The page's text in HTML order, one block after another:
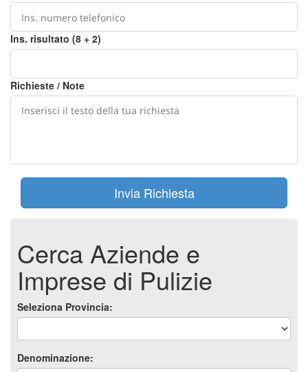
Ins. risultato (8 + 2)
Richieste / Note
Invia Richiesta
Cerca Aziende e
Imprese di Pulizie
Seleziona Provincia:
Denominazione: